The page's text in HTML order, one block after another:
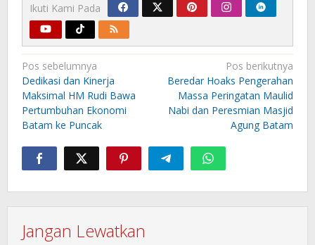
Ikuti Kami Pada
Navigasi
pos
Pos sebelumnya
Dedikasi dan Kinerja
Maksimal HM Rudi Bawa
Pertumbuhan Ekonomi
Batam ke Puncak
Pos berikutnya
Beredar Hoaks Pengerahan
Massa Peringatan Maulid
Nabi dan Peresmian Masjid
Agung Batam
Jangan Lewatkan